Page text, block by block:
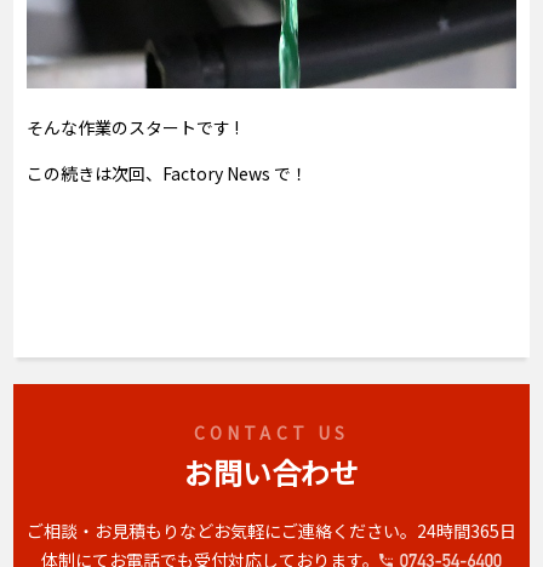
そんな作業のスタートです !
この続きは次回、Factory News で！
CONTACT US
お問い合わせ
ご相談・お見積もりなどお気軽にご連絡ください。 24時間365日
体制にてお電話でも受付対応しております。